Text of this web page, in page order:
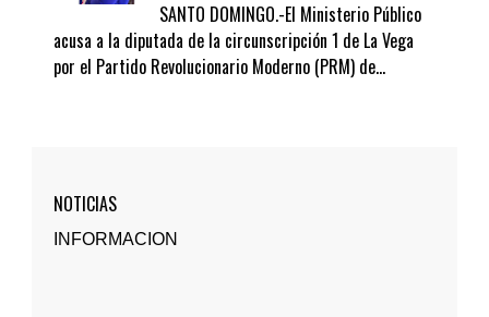
SANTO DOMINGO.-El Ministerio Público
acusa a la diputada de la circunscripción 1 de La Vega
por el Partido Revolucionario Moderno (PRM) de...
NOTICIAS
INFORMACION